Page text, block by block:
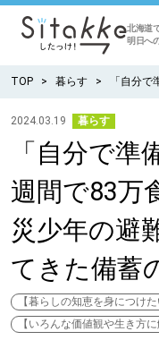
北海道
明日へ
CATEGORY カテゴリ
食べる
暮らす
TOP 暮らす 「自分
2024.03.19 暮らす
「自分で準
週間で83万
災少年の避
てきた備蓄
【暮らしの知恵を身につけた
【いろんな価値観や生き方に